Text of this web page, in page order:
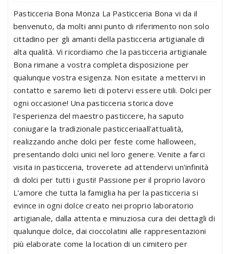
Pasticceria Bona Monza La Pasticceria Bona vi da il
benvenuto, da molti anni punto di riferimento non solo
cittadino per gli amanti della pasticceria artigianale di
alta qualità. Vi ricordiamo che la pasticceria artigianale
Bona rimane a vostra completa disposizione per
qualunque vostra esigenza. Non esitate a mettervi in
contatto e saremo lieti di potervi essere utili. Dolci per
ogni occasione! Una pasticceria storica dove
l'esperienza del maestro pasticcere, ha saputo
coniugare la tradizionale pasticceriaall'attualità,
realizzando anche dolci per feste come halloween,
presentando dolci unici nel loro genere. Venite a farci
visita in pasticceria, troverete ad attendervi un'infinità
di dolci per tutti i gusti! Passione per il proprio lavoro
L'amore che tutta la famiglia ha per la pasticceria si
evince in ogni dolce creato nei proprio laboratorio
artigianale, dalla attenta e minuziosa cura dei dettagli di
qualunque dolce, dai cioccolatini alle rappresentazioni
più elaborate come la location di un cimitero per